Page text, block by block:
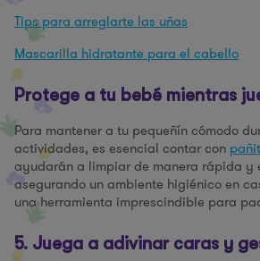
Tips para arreglarte las uñas
Mascarilla hidratante para el cabello
Protege a tu bebé mientras
Para mantener a tu pequeñín cómodo
actividades, es esencial contar con
ayudarán a limpiar de manera rápida y
asegurando un ambiente higiénico en
una herramienta imprescindible para
5. Juega a adivinar caras y